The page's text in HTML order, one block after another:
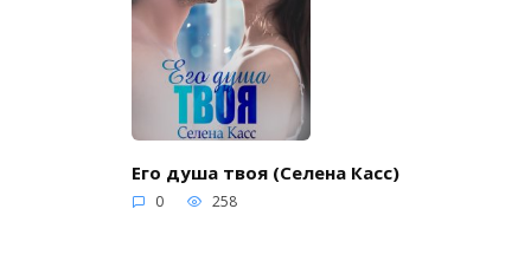
Его душа твоя (Селена Касс)
0 258